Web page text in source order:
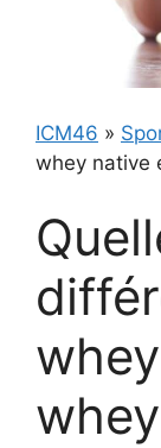
ICM46 »
whey native